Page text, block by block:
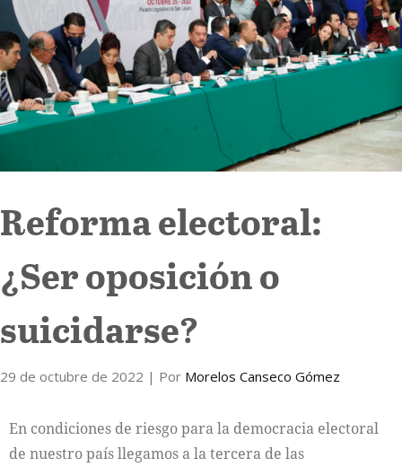
Internacional
Cultura
Reforma electoral:
¿Ser oposición o
suicidarse?
29 de octubre de 2022 | Por Morelos Canseco Gómez
En condiciones de riesgo para la democracia electoral
de nuestro país llegamos a la tercera de las